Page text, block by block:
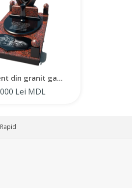
din granit ga...
Lei MDL